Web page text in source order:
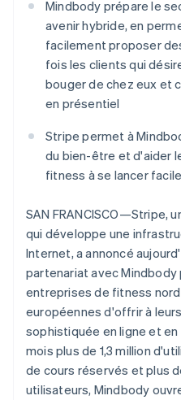
Découvrez les prochaines
Radar
Prévention de la fraude
Constitution de start-up
Climate
Élimination du carbone
Identity
Vérification de l'identité
Stripe Sessions 2026
Découvrez comment
Regarder la vidéo
Commerce
Écosystème
Partenaires
Mindbody prépare le
avenir hybride, en
facilement proposer
fois les clients qui
bouger de chez eux et
en présentiel
Stripe permet à
du bien-être et d'aider
fitness à se lancer
SAN FRANCISCO—Stripe,
qui développe une
Internet, a annoncé
partenariat avec
entreprises de fitness
européennes d'offrir à
sophistiquée en ligne et
mois plus de 1,3 million
de cours réservés et plus
utilisateurs, Mindbody